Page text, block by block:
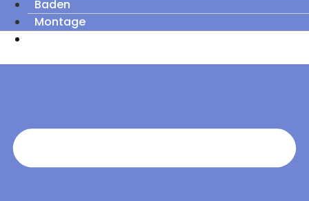
Baden
Montage